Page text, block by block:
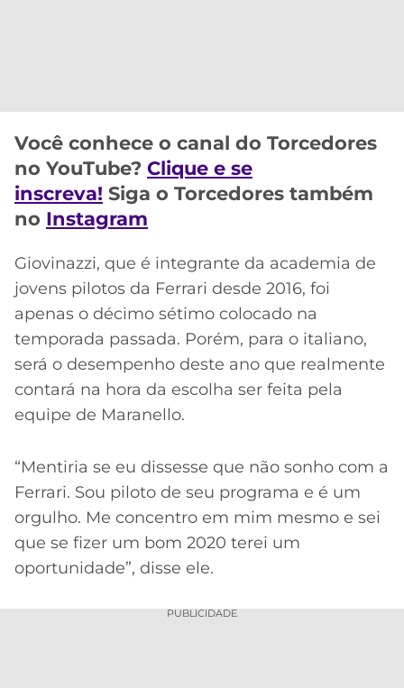
MELHORES
CASSINOS
ONLINE
2026
GRÊMIO
ATLÉTICO
CRUZEIRO
CAMPEÕES
LALIGA
Você conhece o canal do Torcedores
no YouTube? Clique e se
inscreva! Siga o Torcedores também
no Instagram
Giovinazzi, que é integrante da academia de
jovens pilotos da Ferrari desde 2016, foi
apenas o décimo sétimo colocado na
temporada passada. Porém, para o italiano,
será o desempenho deste ano que realmente
contará na hora da escolha ser feita pela
equipe de Maranello.
“Mentiria se eu dissesse que não sonho com a
Ferrari. Sou piloto de seu programa e é um
orgulho. Me concentro em mim mesmo e sei
que se fizer um bom 2020 terei um
oportunidade”, disse ele.
PUBLICIDADE